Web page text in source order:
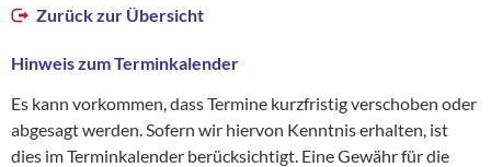
Zurück zur Übersicht
Hinweis zum Terminkalender
Es kann vorkommen, dass Termine kurzfristig verschoben oder
abgesagt werden. Sofern wir hiervon Kenntnis erhalten, ist
dies im Terminkalender berücksichtigt. Eine Gewähr für die